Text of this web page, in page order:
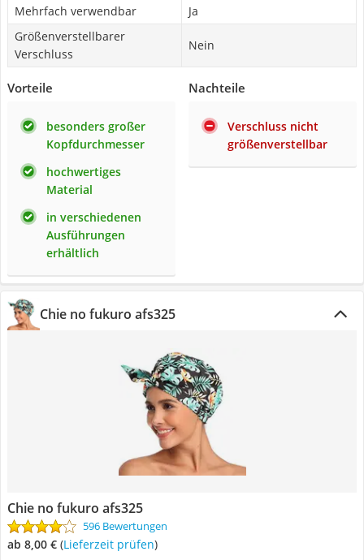
Mehrfach verwendbar
Ja
Größenverstellbarer
Verschluss
Nein
Vorteile
besonders großer
Kopfdurchmesser
hochwertiges
Material
in verschiedenen
Ausführungen
erhältlich
Nachteile
Verschluss nicht
größenverstellbar
Chie no fukuro afs325
Chie no fukuro afs325
596 Bewertungen
ab 8,00 € (Lieferzeit prüfen)